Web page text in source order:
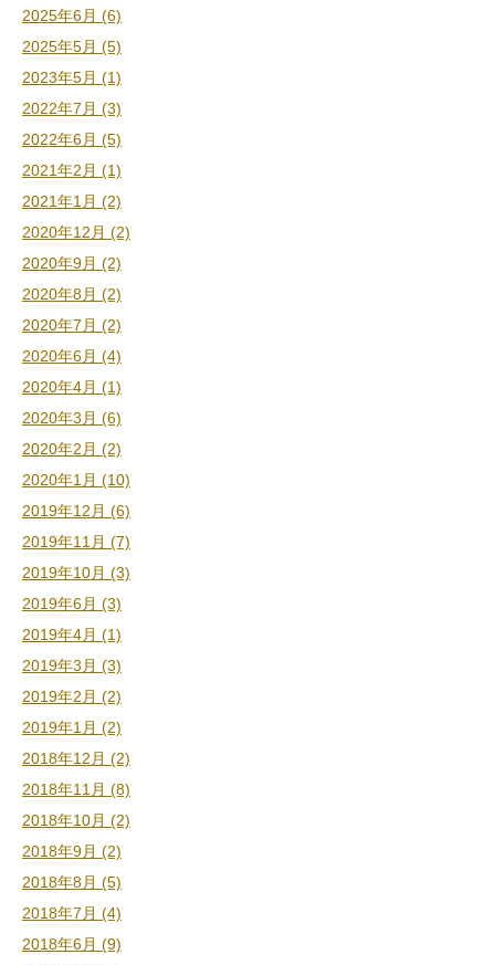
2025年6月 (6)
2025年5月 (5)
2023年5月 (1)
2022年7月 (3)
2022年6月 (5)
2021年2月 (1)
2021年1月 (2)
2020年12月 (2)
2020年9月 (2)
2020年8月 (2)
2020年7月 (2)
2020年6月 (4)
2020年4月 (1)
2020年3月 (6)
2020年2月 (2)
2020年1月 (10)
2019年12月 (6)
2019年11月 (7)
2019年10月 (3)
2019年6月 (3)
2019年4月 (1)
2019年3月 (3)
2019年2月 (2)
2019年1月 (2)
2018年12月 (2)
2018年11月 (8)
2018年10月 (2)
2018年9月 (2)
2018年8月 (5)
2018年7月 (4)
2018年6月 (9)